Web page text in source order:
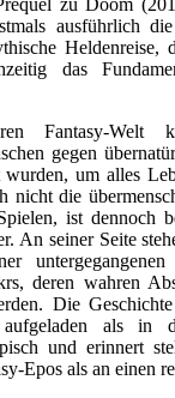
zu Doom
ausführlich
Heldenreise,
das
Fantasy-Welt
gegen
wurden, um alles
nicht die
ist dennoch
An seiner Seite
deren wahren
Die
als in
und erinnert
Epos als an einen